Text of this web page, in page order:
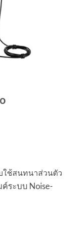
ใช้สนทนาส่วนตัว
ระบบ Noise-